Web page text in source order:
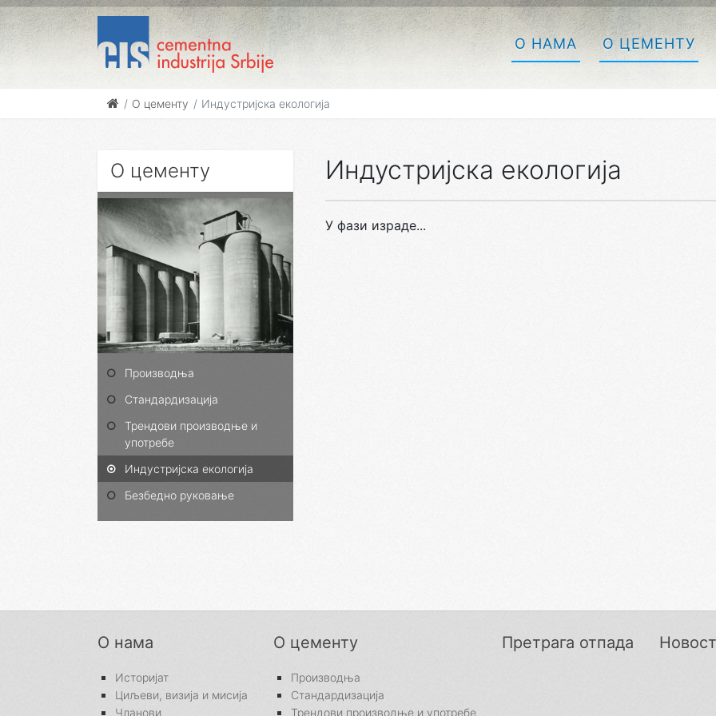
О НАМА О ЦЕМЕНТУ
О цементу Индустријска екологија
О цементу
Производња
Стандардизација
Трендови производње и
употребе
Индустријска екологија
Безбедно руковање
Индустријска екологија
У фази израде...
О нама
Историјат
Циљеви, визија и мисија
Чланови
О цементу
Производња
Стандардизација
Трендови производње и употребе
Претрага отпада